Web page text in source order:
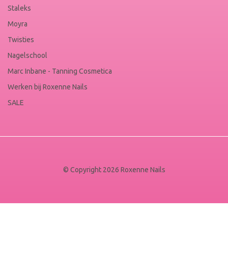
Staleks
Moyra
Twisties
Nagelschool
Marc Inbane - Tanning Cosmetica
Werken bij Roxenne Nails
SALE
© Copyright 2026 Roxenne Nails